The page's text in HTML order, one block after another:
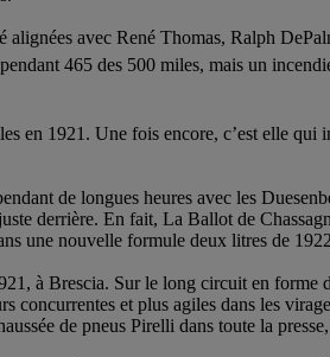
avec René Thomas, Ralph
465 des 500 miles, mais un
en 1921. Une fois encore, c’est elle
de longues heures avec les
derrière. En fait, La Ballot de
une nouvelle formule deux litres de
à Brescia. Sur le long circuit en
concurrentes et plus agiles dans les
de pneus Pirelli dans toute la